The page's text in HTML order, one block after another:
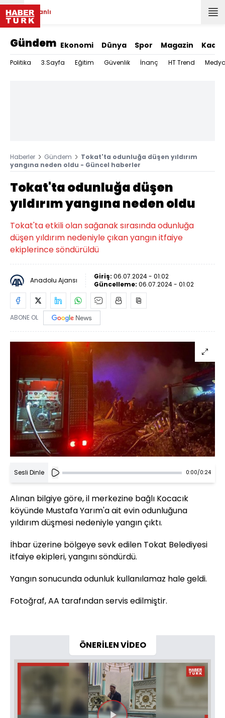
Canlı
Gündem Ekonomi Dünya Spor Magazin Kadın
Politika 3.Sayfa Eğitim Güvenlik İnanç HT Trend
Haberler Gündem
Tokat'ta odunluğa düşen yıldırım
yangına neden oldu - Güncel haberler
Tokat'ta odunluğa düşen
yıldırım yangına neden oldu
Tokat'ta etkili olan sağanak sırasında odunluğa
düşen yıldırım nedeniyle çıkan yangın itfaiye
ekiplerince söndürüldü
Anadolu Ajansı Giriş: 06.07.2024 - 01:02
Güncelleme: 06.07.2024 - 01:02
ABONE OL
Sesli Dinle 0:00/0:24
Alınan bilgiye göre, il merkezine bağlı Kocacık
köyünde Mustafa Yarım'a ait evin odunluğuna
yıldırım düşmesi nedeniyle yangın çıktı.
İhbar üzerine bölgeye sevk edilen Tokat Belediyesi
itfaiye ekipleri, yangını söndürdü.
Yangın sonucunda odunluk kullanılamaz hale geldi.
Fotoğraf, AA tarafından servis edilmiştir.
ÖNERİLEN VİDEO